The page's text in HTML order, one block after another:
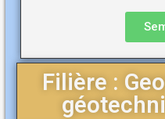
Filière :